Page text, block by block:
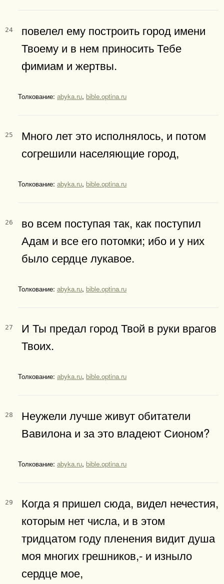
24
повелел ему построить город имени
Твоему и в нем приносить Тебе
фимиам и жертвы.
Толкование: abyka.ru, bible.optina.ru
25
Много лет это исполнялось, и потом
согрешили населяющие город,
Толкование: abyka.ru, bible.optina.ru
26
во всем поступая так, как поступил
Адам и все его потомки; ибо и у них
было сердце лукавое.
Толкование: abyka.ru, bible.optina.ru
27
И Ты предал город Твой в руки врагов
Твоих.
Толкование: abyka.ru, bible.optina.ru
28
Неужели лучше живут обитатели
Вавилона и за это владеют Сионом?
Толкование: abyka.ru, bible.optina.ru
29
Когда я пришел сюда, видел нечестия,
которым нет числа, и в этом
тридцатом году пленения видит душа
моя многих грешников,- и изныло
сердце мое,